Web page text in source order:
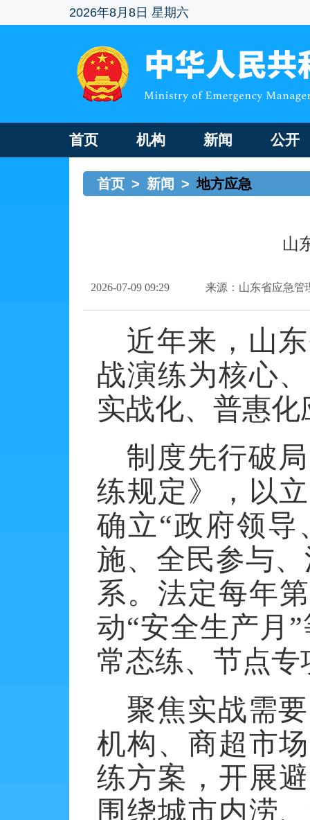
2026年8月8日 星期六
首页 机构 新闻 公开
首页 > 新闻 > 地方应急
山
2026-07-09 09:29 来源：山东省应急管
近年来，山
战演练为核心
实战化、普惠
制度先行破
练规定》，以
确立“政府领
施、全民参与
系。法定每年
动“安全生产月
常态练、节点专
聚焦实战需
机构、商超市
练方案，开展
围绕城市内涝